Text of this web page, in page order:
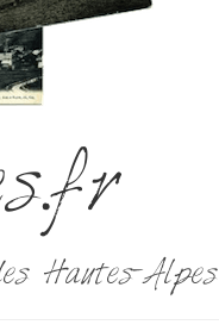
Hautes-Alpes